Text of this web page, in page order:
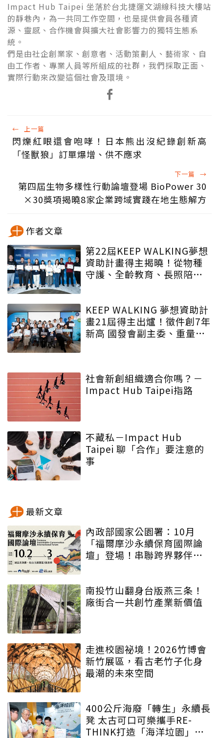
Impact Hub Taipei 坐落於台北捷運文湖線科技大樓站
的靜巷內，為一共同工作空間，也是提供會員各種資
源、靈感、合作機會與擴大社會影響力的獨特生態系
統。
們是由社企創業家、創意者、活動策劃人、藝術家、自
由工作者、專業人員等所組成的社群，我們採取正面、
實際行動來改變這個社會及環境。
← 上一篇
閃爍紅眼還會咆哮！日本熊出沒紀錄創新高
「怪獸狼」訂單爆增、供不應求
下一篇 →
第四屆生物多樣性行動論壇登場 BioPower 30
×30獎項揭曉8家企業跨域實踐在地生態解方
作者文章
第22屆KEEP WALKING夢想
資助計畫得主揭曉！從物種
守護、全齡教育、長照陪伴
球ESG浪潮
KEEP WALKING 夢想資助計
畫21屆得主出爐！徵件創7年
新高 國發會副主委、重量級
社會新創組織適合你嗎？－
Impact Hub Taipei指路
不藏私－Impact Hub
Taipei 聊「合作」要注意的
事
最新文章
內政部國家公園署：10月
「福爾摩沙永續保育國際論
壇」登場！串聯跨界夥伴與
南投竹山翻身台版燕三条！
廠街合一共創竹產業新價值
走進校園祕境！2026竹博會
新竹展區，看古老竹子化身
最潮的未來空間
400公斤海廢「轉生」永續長
凳 太古可口可樂攜手RE-
THINK打造「海洋垃園」特